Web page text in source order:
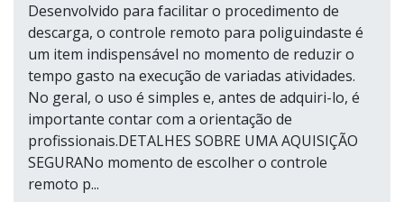
Desenvolvido para facilitar o procedimento de
descarga, o controle remoto para poliguindaste é
um item indispensável no momento de reduzir o
tempo gasto na execução de variadas atividades.
No geral, o uso é simples e, antes de adquiri-lo, é
importante contar com a orientação de
profissionais.DETALHES SOBRE UMA AQUISIÇÃO
SEGURANo momento de escolher o controle
remoto p...